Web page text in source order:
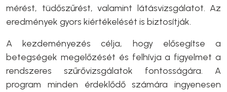
mérést, tüdőszűrést, valamint látásvizsgálatot. Az
eredmények gyors kiértékelését is biztosítják.
A kezdeményezés célja, hogy elősegítse a
betegségek megelőzését és felhívja a figyelmet a
rendszeres szűrővizsgálatok fontosságára. A
program minden érdeklődő számára ingyenesen